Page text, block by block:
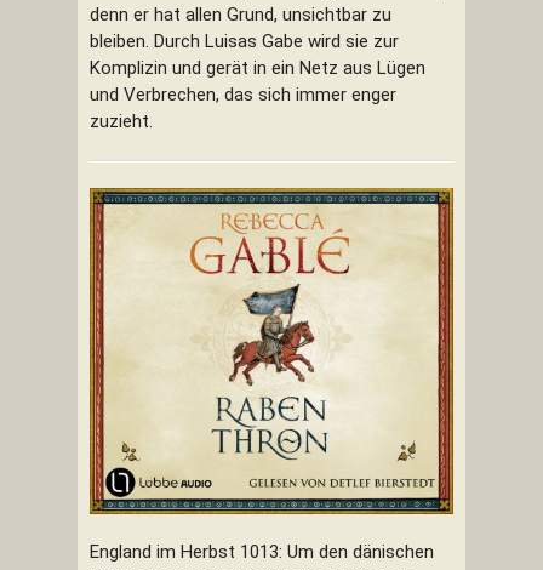
denn er hat allen Grund, unsichtbar zu
bleiben. Durch Luisas Gabe wird sie zur
Komplizin und gerät in ein Netz aus Lügen
und Verbrechen, das sich immer enger
zuzieht.
England im Herbst 1013: Um den dänischen